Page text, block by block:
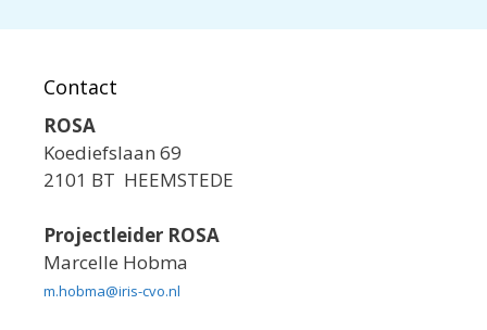
Contact
ROSA
Koediefslaan 69
2101 BT HEEMSTEDE
Projectleider ROSA
Marcelle Hobma
m.hobma@iris-cvo.nl